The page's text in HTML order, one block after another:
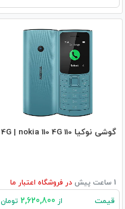
گوشی نوکیا 110 4G | nokia 110 4G
1 ساعت پیش در فروشگاه اعتبار ما
قیمت از تومان